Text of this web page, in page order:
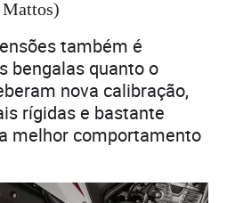
também é
bengalas quanto o
nova calibração,
rígidas e bastante
melhor comportamento